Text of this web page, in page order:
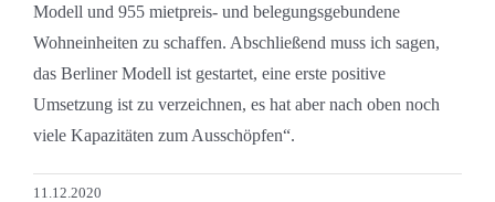
Modell und 955 mietpreis- und belegungsgebundene
Wohneinheiten zu schaffen. Abschließend muss ich sagen,
das Berliner Modell ist gestartet, eine erste positive
Umsetzung ist zu verzeichnen, es hat aber nach oben noch
viele Kapazitäten zum Ausschöpfen“.
11.12.2020